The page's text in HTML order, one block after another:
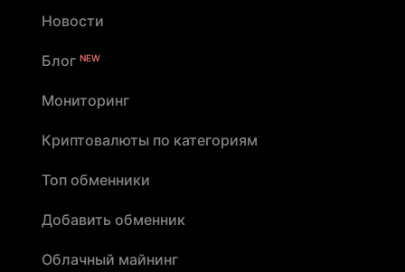
Новости
Блог NEW
Мониторинг
Криптовалюты по категориям
Топ обменники
Добавить обменник
Облачный майнинг